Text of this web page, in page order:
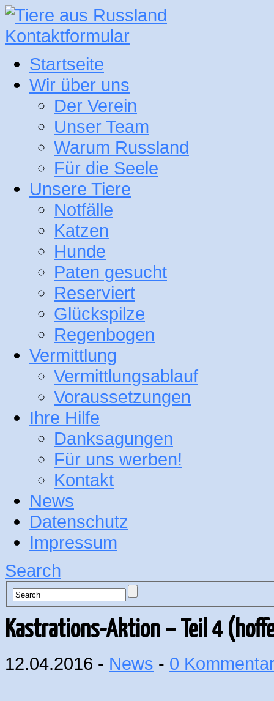
Kontaktformular
Startseite
Wir über uns
Der Verein
Unser Team
Warum Russland
Für die Seele
Unsere Tiere
Notfälle
Katzen
Hunde
Paten gesucht
Reserviert
Glückspilze
Regenbogen
Vermittlung
Vermittlungsablauf
Voraussetzungen
Ihre Hilfe
Danksagungen
Für uns werben!
Kontakt
News
Datenschutz
Impressum
Search
Kastrations-Aktion – Teil 4
12.04.2016 - News - 0